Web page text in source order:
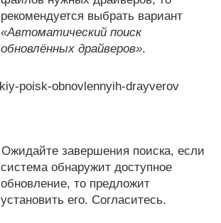
рекомендуется выбрать вариант
«Автоматический поиск
обновлённых драйверов».
Ожидайте завершения поиска, если
система обнаружит доступное
обновление, то предложит
установить его. Согласитесь.